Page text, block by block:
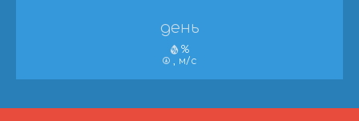
день
%
, м/с